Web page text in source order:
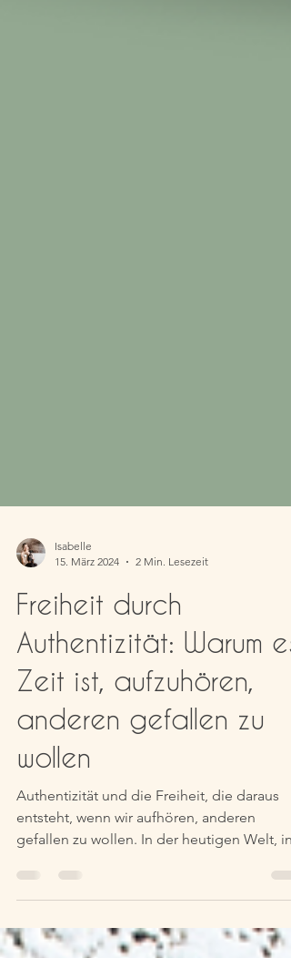
15. März 2024
2 Min. Lesezeit
Freiheit durch
Authentizität: Warum es
Zeit ist, aufzuhören,
anderen gefallen zu
wollen
Authentizität und die Freiheit, die daraus
entsteht, wenn wir aufhören, anderen